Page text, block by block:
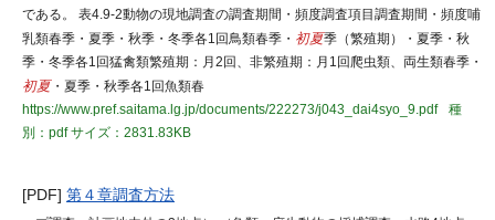
である。 表4.9-2動物の現地調査の調査期間・頻度調査項目調査期間・頻度哺
乳類春季・夏季・秋季・冬季各1回鳥類春季・ 初夏季（繁殖期）・夏季・秋
季・冬季各1回猛禽類繁殖期：月2回、非繁殖期：月1回爬虫類、両生類春季・
初夏 ・夏季・秋季各1回魚類春
https://www.pref.saitama.lg.jp/documents/222273/j043_dai4syo_9.pdf
種
別：pdfサイズ：2831.83KB
[PDF] 第４章調査方法